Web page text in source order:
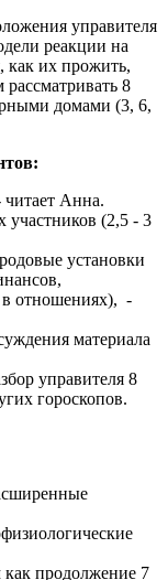
управителя
реакции на
как их прожить,
8
домами (3, 6,
читает Анна.
участников (2,5 - 3
установки
в отношениях), -
материала
управителя 8
гороскопов.
продолжение 7